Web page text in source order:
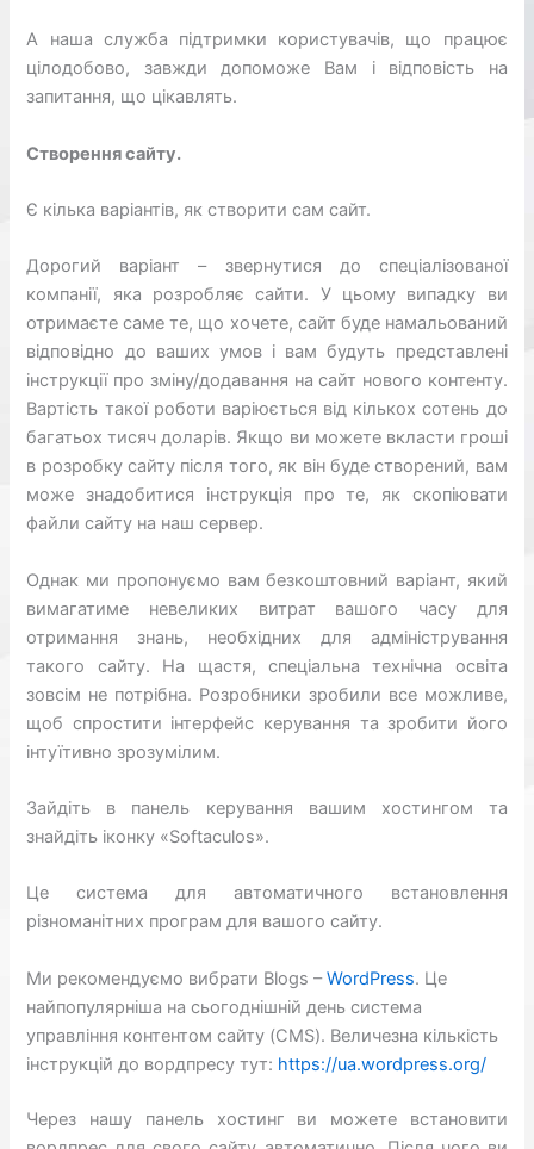
А наша служба підтримки користувачів, що працює
цілодобово, завжди допоможе Вам і відповість на
запитання, що цікавлять.
Створення сайту.
Є кілька варіантів, як створити сам сайт.
Дорогий варіант – звернутися до спеціалізованої
компанії, яка розробляє сайти. У цьому випадку ви
отримаєте саме те, що хочете, сайт буде намальований
відповідно до ваших умов і вам будуть представлені
інструкції про зміну/додавання на сайт нового контенту.
Вартість такої роботи варіюється від кількох сотень до
багатьох тисяч доларів. Якщо ви можете вкласти гроші
в розробку сайту після того, як він буде створений, вам
може знадобитися інструкція про те, як скопіювати
файли сайту на наш сервер.
Однак ми пропонуємо вам безкоштовний варіант, який
вимагатиме невеликих витрат вашого часу для
отримання знань, необхідних для адміністрування
такого сайту. На щастя, спеціальна технічна освіта
зовсім не потрібна. Розробники зробили все можливе,
щоб спростити інтерфейс керування та зробити його
інтуїтивно зрозумілим.
Зайдіть в панель керування вашим хостингом та
знайдіть іконку «Softaculos».
Це система для автоматичного встановлення
різноманітних програм для вашого сайту.
Ми рекомендуємо вибрати Blogs –WordPress. Це
найпопулярніша на сьогоднішній день система
управління контентом сайту (CMS). Величезна кількість
інструкцій до вордпресу тут: https://ua.wordpress.org/
Через нашу панель хостинг ви можете встановити